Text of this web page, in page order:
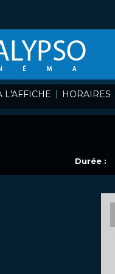
L'AFFICHE | HORAIRES
Durée :